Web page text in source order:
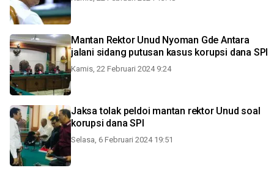
Mantan Rektor Unud Nyoman Gde Antara
jalani sidang putusan kasus korupsi dana SPI
Kamis, 22 Februari 2024 9:24
Jaksa tolak peldoi mantan rektor Unud soal
korupsi dana SPI
Selasa, 6 Februari 2024 19:51